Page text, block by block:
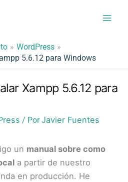
WordPress
5.6.12 para Windows
Xampp 5.6.12 para
/ PorJavier Fuentes
un manual sobre como
a partir de nuestro
en producción. He